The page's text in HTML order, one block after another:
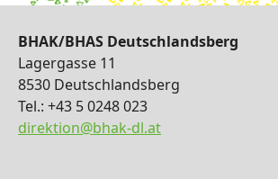
BHAK/BHAS Deutschlandsberg
Lagergasse 11
8530 Deutschlandsberg
Tel.: +43 5 0248 023
direktion@bhak-dl.at